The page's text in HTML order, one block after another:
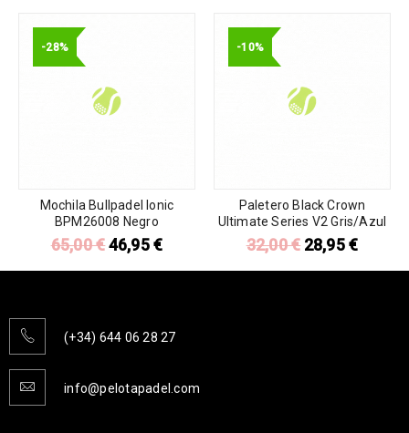
-28%
Mochila Bullpadel Ionic
BPM26008 Negro
65,00€46,95€
-10%
Paletero Black Crown
Ultimate Series V2 Gris/Azul
32,00€ 28,95€
(+34) 644 06 28 27
info@pelotapadel.com